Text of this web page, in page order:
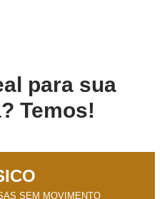
para sua
Temos!
SEM MOVIMENTO